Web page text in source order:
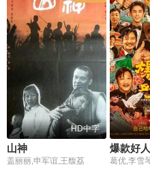
HD中字
山神
盖丽丽,申军谊,王馥荔
爆款好人